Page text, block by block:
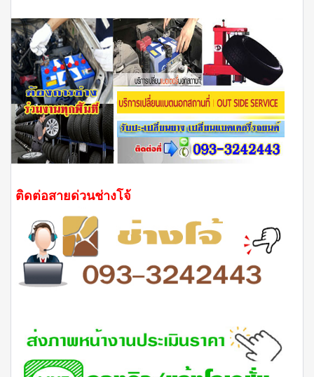
ติดต่อสายด่วนช่างโจ้